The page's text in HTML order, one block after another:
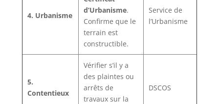
4. Urbanisme
d’Urbanisme.
Confirme que le
terrain est
constructible.
Service de
l’Urbanisme
5.
Contentieux
Vérifier s’il y a
des plaintes ou
arrêts de
travaux sur la
DSCOS